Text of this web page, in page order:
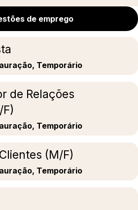
de emprego
Temporário
de Relações
Temporário
(M/F)
Temporário